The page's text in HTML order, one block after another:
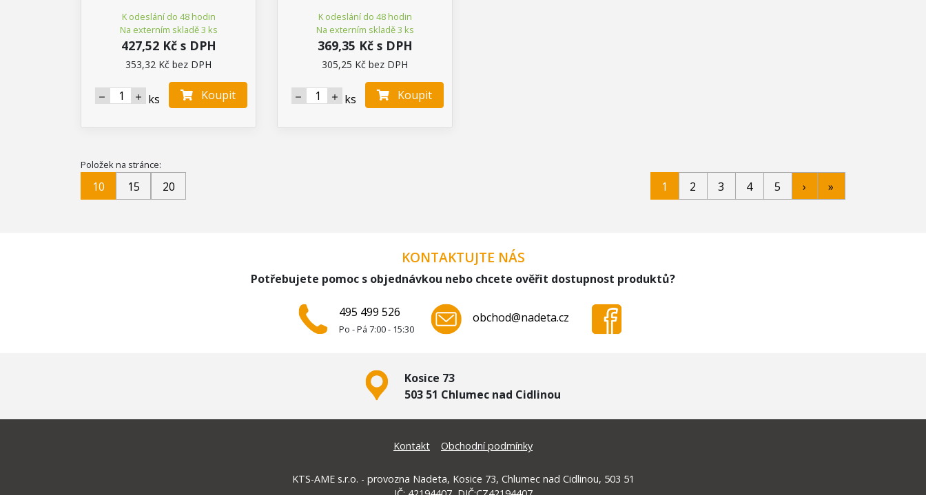
K odeslání do 48 hodin
Na externím skladě 3 ks
427,52 Kč s DPH
353,32 Kč bez DPH
ks Koupit
K odeslání do 48 hodin
Na externím skladě 3 ks
369,35 Kč s DPH
305,25 Kč bez DPH
ks Koupit
Položek na stránce:
10 15 20 1 2 3 4 5 › »
KONTAKTUJTE NÁS
Potřebujete pomoc s objednávkou nebo chcete ověřit dostupnost produktů?
495 499 526
Po - Pá 7:00 - 15:30
obchod@nadeta.cz
Kosice 73
503 51 Chlumec nad Cidlinou
Kontakt Obchodní podmínky
KTS-AME s.r.o. - provozna Nadeta, Kosice 73, Chlumec nad Cidlinou, 503 51